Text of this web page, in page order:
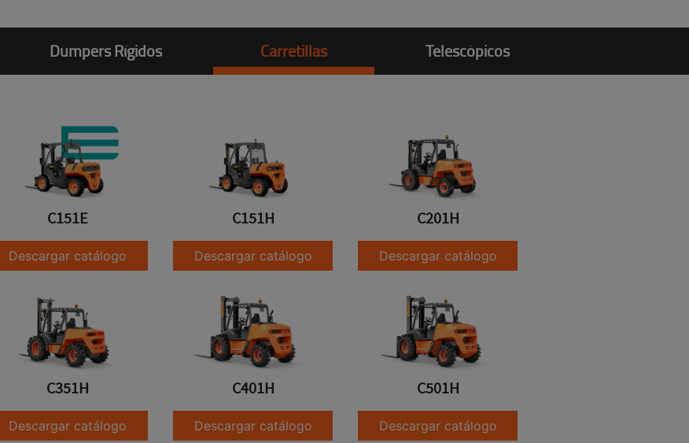
Dumpers Rígidos Carretillas Telescópicos
C151E
Descargar catálogo
C151H
Descargar catálogo
C201H
Descargar catálogo
C351H
Descargar catálogo
C401H
Descargar catálogo
C501H
Descargar catálogo